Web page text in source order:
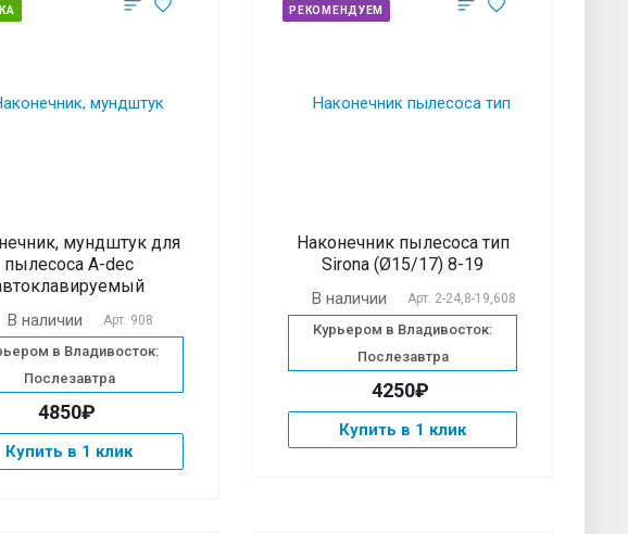
мундштук для
пылесоса A-dec
В наличии Арт. 908
в Владивосток:
Послезавтра
4850₽
Купить в 1 клик
РЕКОМЕНДУЕМ
Наконечник пылесоса тип
Sirona (Ø15/17) 8-19
В наличии Арт. 2-24,8-19,608
Курьером в Владивосток:
Послезавтра
4250₽
Купить в 1 клик